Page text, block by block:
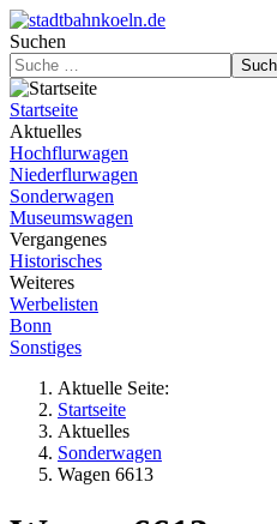
Suchen
Startseite
Aktuelles
Hochflurwagen
Niederflurwagen
Sonderwagen
Museumswagen
Vergangenes
Historisches
Weiteres
Werbelisten
Bonn
Sonstiges
Aktuelle Seite:
Startseite
Aktuelles
Sonderwagen
Wagen 6613